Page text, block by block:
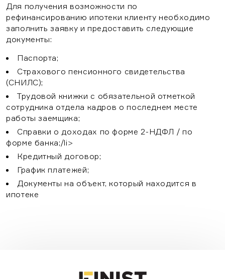
Для получения возможности по
рефинансированию ипотеки клиенту необходимо
заполнить заявку и предоставить следующие
документы:
Паспорта;
Страхового пенсионного свидетельства
(СНИЛС);
Трудовой книжки с обязательной отметкой
сотрудника отдела кадров о последнем месте
работы заемщика;
Справки о доходах по форме 2-НДФЛ / по
форме банка;/li>
Кредитный договор;
График платежей;
Документы на объект, который находится в
ипотеке